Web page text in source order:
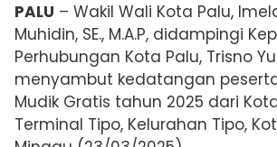
PALU – Wakil Wali Kota Palu,
Muhidin, SE., M.A.P, didampingi
Perhubungan Kota Palu, Trisno
menyambut kedatangan
Mudik Gratis tahun 2025 dari
Terminal Tipo, Kelurahan Tipo,